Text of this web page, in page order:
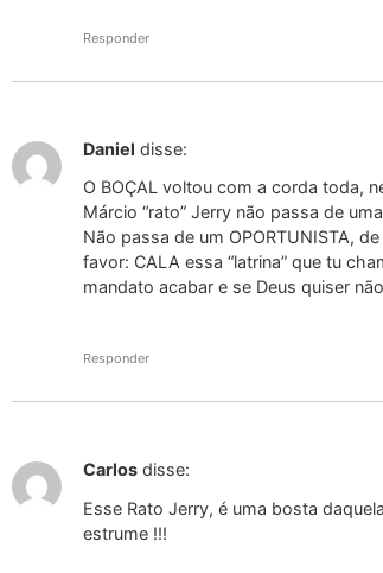
Responder
Daniel disse:
O BOÇAL voltou com a corda toda,
Márcio “rato” Jerry não passa de
Não passa de um OPORTUNISTA,
favor: CALA essa “latrina” que tu
mandato acabar e se Deus quiser
Responder
Carlos disse:
Esse Rato Jerry, é uma bosta
estrume !!!